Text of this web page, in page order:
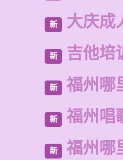
新 大庆成
新 吉他培
新 福州哪
新 福州唱
新 福州哪